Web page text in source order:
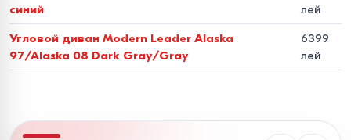
Почему стоит заказать
угловой диван в
Bigshop.md?
региона, чтобы покупка мебели была доступной и
синий
лей
Угловой диван Modern Leader Alaska
97/Alaska 08 Dark Gray/Gray
6399
лей